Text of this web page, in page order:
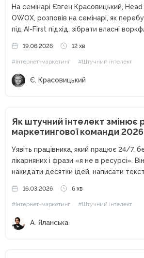
На семінарі Євген Красовицький,
OWOX, розповів на семінарі, як
під AI-First підхід, зібрати власні
задач. За останні два роки штучний інтелект перестав
бути просто помічником. Для...
19.06.2026 12 хв
#Інтернет-маркетинг #Штучний інтелект
Є. Красовицький
Як штучний інтелект змінює
маркетингової команди
Уявіть працівника, який працює 24/7,
лікарняних і фрази «я не в ресурсі».
накидати десятки ідей, написати
співробітник, правда? Перша думка, ChatGPT. Але
сьогодні...
16.03.2026 6 хв
#Інтернет-маркетинг #Штучний інтелект
А. Яланська